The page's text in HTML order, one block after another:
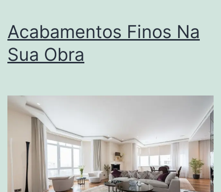
Acabamentos Finos Na
Sua Obra